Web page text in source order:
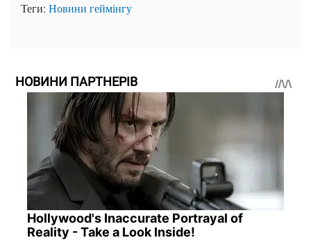
Теги: Новини геймінгу
НОВИНИ ПАРТНЕРІВ
Hollywood's Inaccurate Portrayal of
Reality - Take a Look Inside!